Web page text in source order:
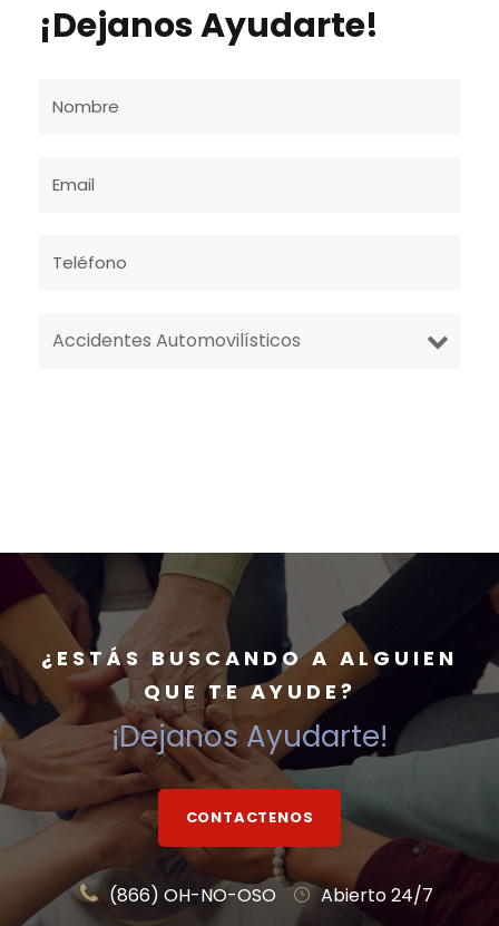
¡Dejanos Ayudarte!
¿ESTÁS BUSCANDO A ALGUIEN
QUE TE AYUDE?
¡Dejanos Ayudarte!
CONTACTENOS
(866) OH-NO-OSO Abierto 24/7